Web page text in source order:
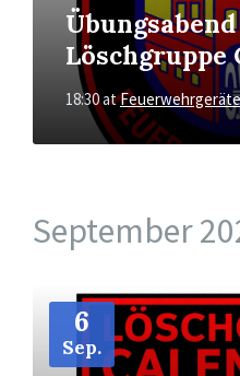
Löschgruppe
18:30at
September
6
Sep.